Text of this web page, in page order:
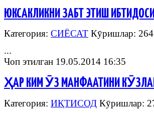
ЮКСАКЛИКНИ ЗАБТ ЭТИШ
Категория: СИЁСАТ Кӯришлар:
...
Чоп этилган 19.05.2014 16:35
ҲАР КИМ ӮЗ МАНФААТИНИ
Категория: ИҚТИСОД Кӯришлар: